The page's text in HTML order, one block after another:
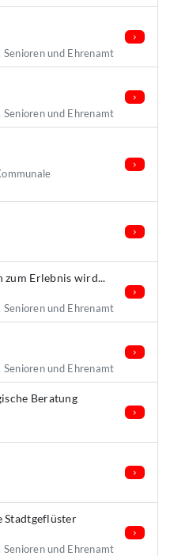
und Ehrenamt
und Ehrenamt
zum Erlebnis wird...
und Ehrenamt
und Ehrenamt
Beratung
Stadtgeflüster
und Ehrenamt